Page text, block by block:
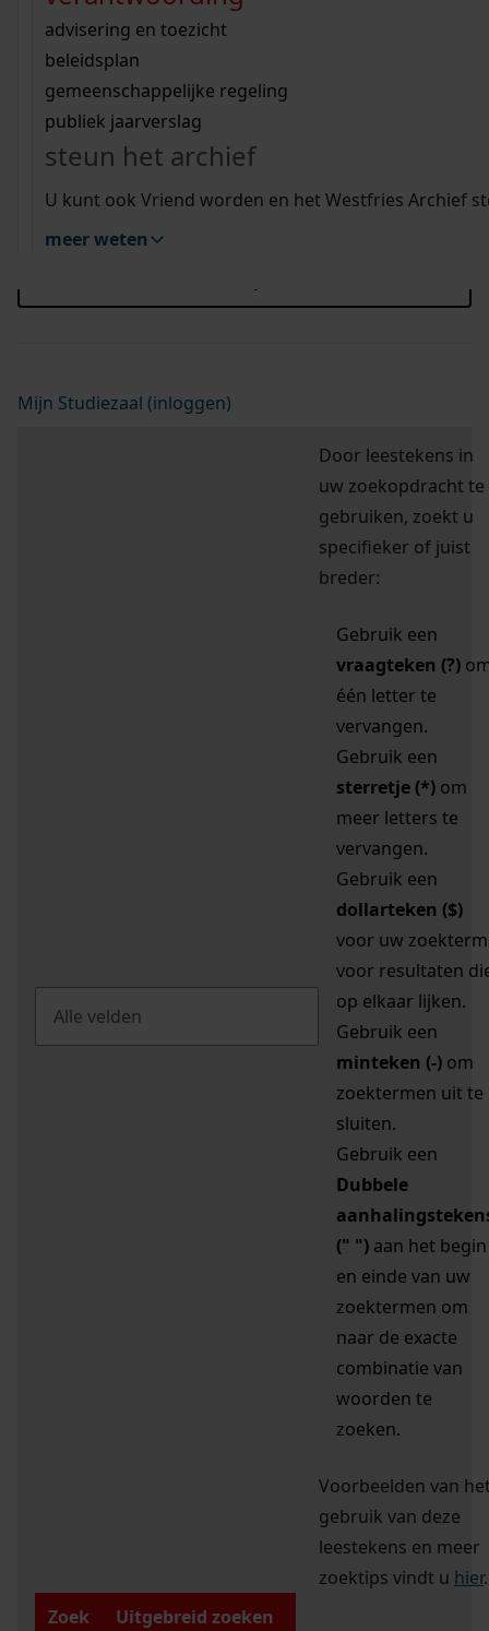
bouwvergunningen
omgevingsvergunningen
vergunningen
beeld en geluid
uitleg nodig?
Wij helpen u op weg met een aantal zoektips.
bekijk alle zoektips
Wij helpen u op weg met een aantal zoektips.
bekijk alle zoektips
bekijk ons geschiedenislokaal
advisering en toezicht
beleidsplan
gemeenschappelijke regeling
publiek jaarverslag
steun het archief
U kunt ook Vriend worden en het Westfries Archief
meer weten
Blader hier door de scans van de doop-, trouw-
en begraafboeken, bevolkingsregisters,
burgerlijke stand en notariële akten.
hulp nodig?
Deze zoektips helpen u op weg.
Mijn Studiezaal (inloggen)
Door leestekens in
uw zoekopdracht te
gebruiken, zoekt u
specifieker of juist
breder:
Gebruik een
vraagteken (?)
één letter te
vervangen.
Gebruik een
sterretje (*) om
meer letters te
vervangen.
Gebruik een
dollarteken ($)
voor uw zoekterm
voor resultaten
op elkaar lijken.
Gebruik een
minteken (-) om
zoektermen uit te
sluiten.
Gebruik een
Dubbele
(" ") aan het begin
en einde van uw
zoektermen om
naar de exacte
combinatie van
woorden te
zoeken.
Voorbeelden van
gebruik van deze
leestekens en meer
zoektips vindt u hier.
Zoek
Uitgebreid zoeken